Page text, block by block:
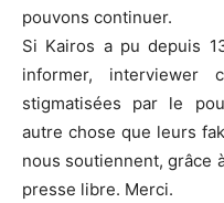
pouvons continuer.
Si Kairos a pu depuis
informer, interviewer
stigmatisées par le
autre chose que leurs
nous soutiennent, grâce
presse libre. Merci.